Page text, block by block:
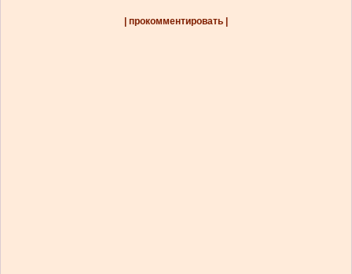
| прокомментировать |